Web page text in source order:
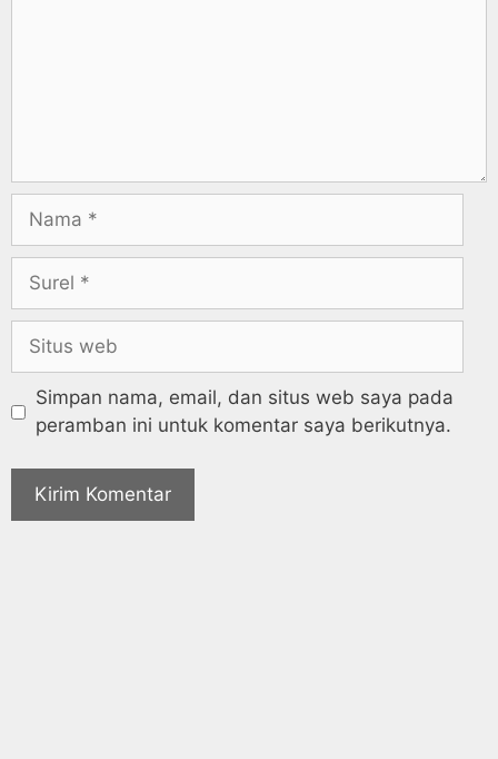
Simpan nama, email, dan situs web saya pada
peramban ini untuk komentar saya berikutnya.